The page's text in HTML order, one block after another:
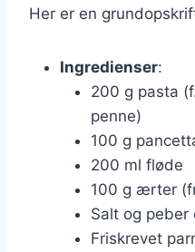
Her er en
Ingredienser:
200 g pasta
penne)
100 g
200 ml fløde
100 g ærter
Salt og peber
Friskrevet